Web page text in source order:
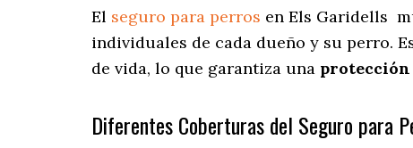
El seguro para perros en Els Garidells
individuales de cada dueño y su perro.
de vida, lo que garantiza una protección
Diferentes Coberturas del Seguro para